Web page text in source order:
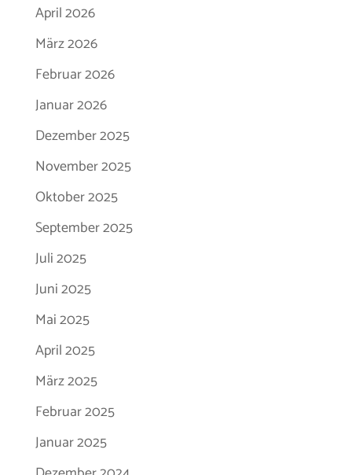
April 2026
März 2026
Februar 2026
Januar 2026
Dezember 2025
November 2025
Oktober 2025
September 2025
Juli 2025
Juni 2025
Mai 2025
April 2025
März 2025
Februar 2025
Januar 2025